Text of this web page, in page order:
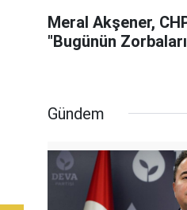
Meral Akşener,
"Bugünün
Gündem